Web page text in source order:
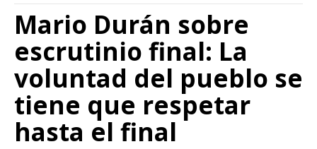
Mario Durán sobre
escrutinio final: La
voluntad del pueblo se
tiene que respetar
hasta el final